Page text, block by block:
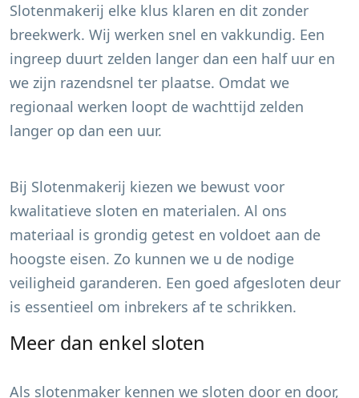
Slotenmakerij elke klus klaren en dit zonder
breekwerk. Wij werken snel en vakkundig. Een
ingreep duurt zelden langer dan een half uur en
we zijn razendsnel ter plaatse. Omdat we
regionaal werken loopt de wachttijd zelden
langer op dan een uur.
Bij Slotenmakerij kiezen we bewust voor
kwalitatieve sloten en materialen. Al ons
materiaal is grondig getest en voldoet aan de
hoogste eisen. Zo kunnen we u de nodige
veiligheid garanderen. Een goed afgesloten deur
is essentieel om inbrekers af te schrikken.
Meer dan enkel sloten
Als slotenmaker kennen we sloten door en door,